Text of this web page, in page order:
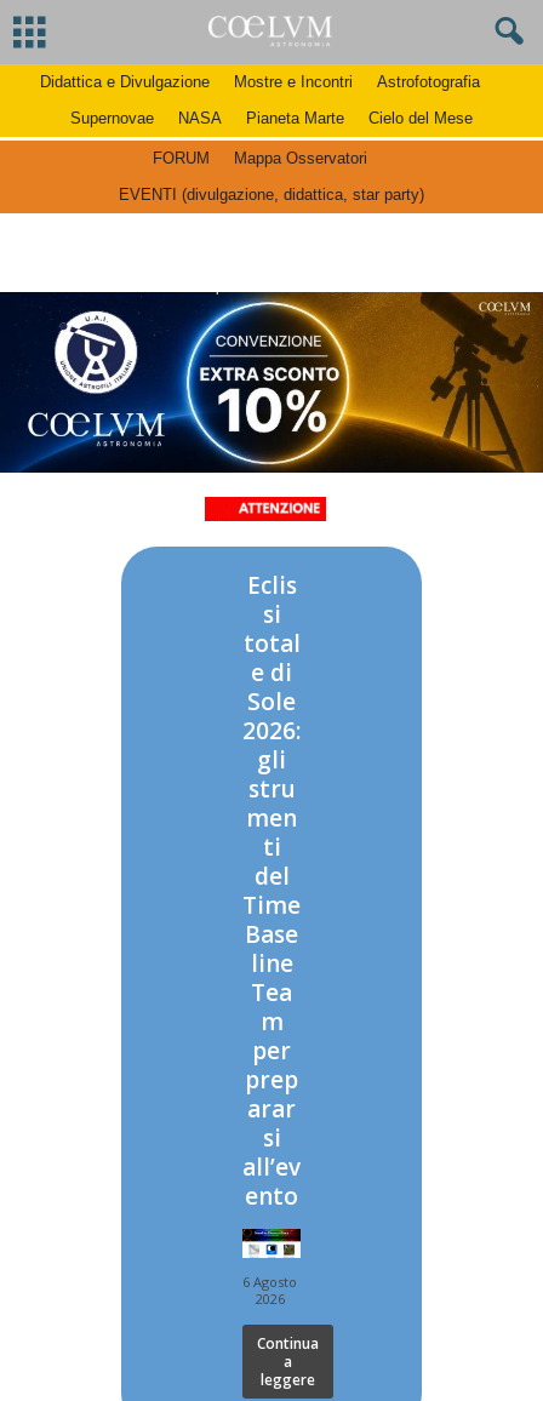
Didattica e Divulgazione Mostre e Incontri
Astrofotografia
Supernovae
NASA Pianeta Marte Cielo del Mese
FORUM
Mappa Osservatori
EVENTI (divulgazione, didattica, star party)
Eclis
si
total
e di
Sole
2026:
gli
stru
men
ti
del
Time
Base
line
Tea
m
per
prep
arar
si
all’ev
ento
6 Agosto
2026
Continua
a
leggere